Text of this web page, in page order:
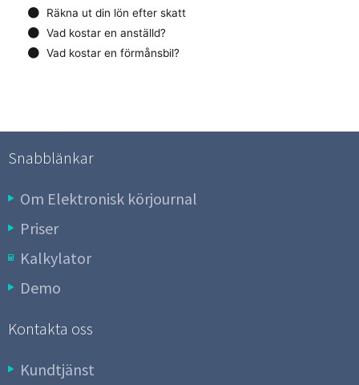
Räkna ut din lön efter skatt
Vad kostar en anställd?
Vad kostar en förmånsbil?
Snabblänkar
Om Elektronisk körjournal
Priser
Kalkylator
Demo
Kontakta oss
Kundtjänst